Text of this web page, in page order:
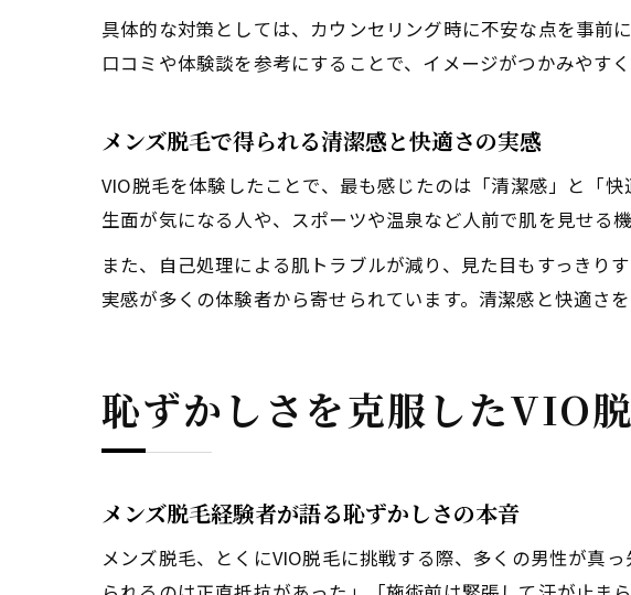
温泉や
具体的な対策としては、カウンセリング時に不安な点を事前
口コミや体験談を参考にすることで、イメージがつかみやす
メンズ脱毛で得られる清潔感と快適さの実感
VIO脱毛を体験したことで、最も感じたのは「清潔感」と「
生面が気になる人や、スポーツや温泉など人前で肌を見せる
また、自己処理による肌トラブルが減り、見た目もすっきり
実感が多くの体験者から寄せられています。清潔感と快適さ
恥ずかしさを克服したVIO
メンズ脱毛経験者が語る恥ずかしさの本音
メンズ脱毛、とくにVIO脱毛に挑戦する際、多くの男性が真